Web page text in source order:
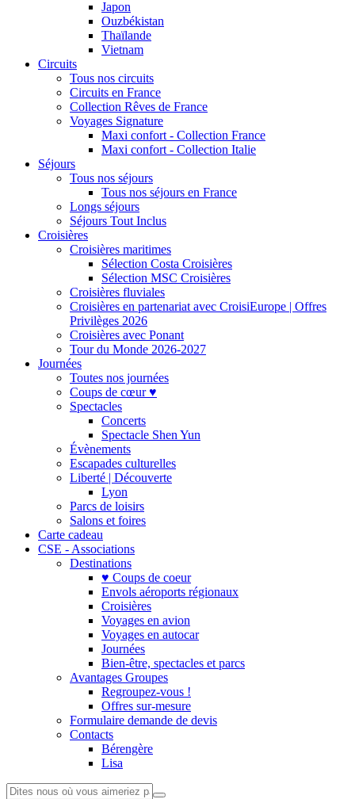
Japon
Ouzbékistan
Thaïlande
Vietnam
Circuits
Tous nos circuits
Circuits en France
Collection Rêves de France
Voyages Signature
Maxi confort - Collection France
Maxi confort - Collection Italie
Séjours
Tous nos séjours
Tous nos séjours en France
Longs séjours
Séjours Tout Inclus
Croisières
Croisières maritimes
Sélection Costa Croisières
Sélection MSC Croisières
Croisières fluviales
Croisières en partenariat avec CroisiEurope | Offres
Privilèges 2026
Croisières avec Ponant
Tour du Monde 2026-2027
Journées
Toutes nos journées
Coups de cœur ♥
Spectacles
Concerts
Spectacle Shen Yun
Évènements
Escapades culturelles
Liberté | Découverte
Lyon
Parcs de loisirs
Salons et foires
Carte cadeau
CSE - Associations
Destinations
♥ Coups de coeur
Envols aéroports régionaux
Croisières
Voyages en avion
Voyages en autocar
Journées
Bien-être, spectacles et parcs
Avantages Groupes
Regroupez-vous !
Offres sur-mesure
Formulaire demande de devis
Contacts
Bérengère
Lisa